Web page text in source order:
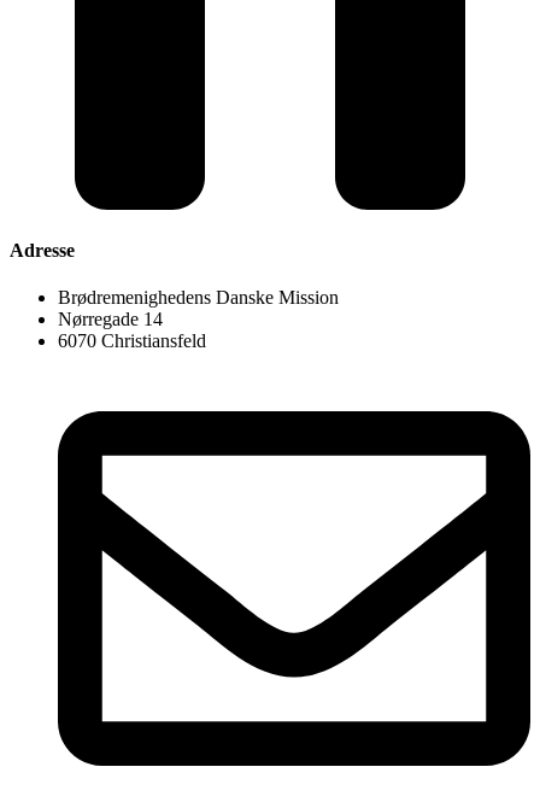
Adresse
Brødremenighedens Danske Mission
Nørregade 14
6070 Christiansfeld